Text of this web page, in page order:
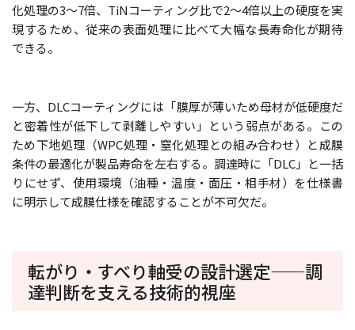
化処理の3〜7倍、TiNコーティング比で2〜4倍以上の硬度を実
現するため、従来の表面処理に比べて大幅な長寿命化が期待
できる。
一方、DLCコーティングには「膜厚が薄いため母材が低硬度だ
と密着性が低下して剥離しやすい」という弱点がある。この
ため下地処理（WPC処理・窒化処理との組み合わせ）と成膜
条件の最適化が製品寿命を左右する。調達時に「DLC」と一括
りにせず、使用環境（油種・温度・面圧・相手材）を仕様書
に明示して成膜仕様を確認することが不可欠だ。
転がり・すべり軸受の設計選定——調
達判断を支える技術的視座